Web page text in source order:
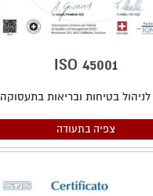
ISO 45001
בטיחות ובריאות בתעסוקה
צפיה בתעודה